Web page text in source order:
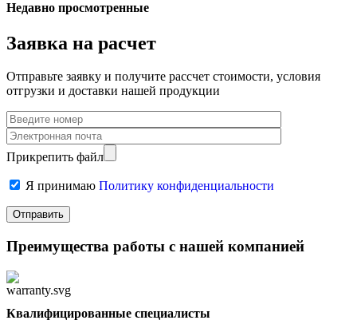
Недавно просмотренные
Заявка на расчет
Отправьте заявку и получите рассчет стоимости, условия
отгрузки и доставки нашей продукции
Прикрепить файл
Я принимаю Политику конфиденциальности
Преимущества работы с нашей компанией
Квалифицированные специалисты